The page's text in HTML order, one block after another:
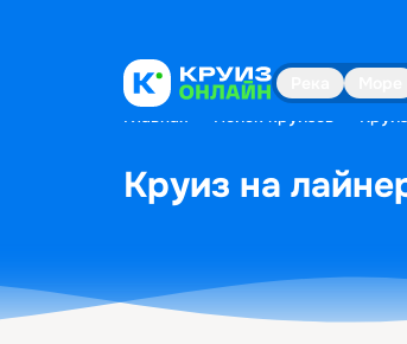
Главная Поиск круизов
Круиз на